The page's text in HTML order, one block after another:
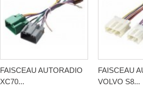
FAISCEAU AUTORADIO
XC70...
FAISCEAU
VOLVO S8...